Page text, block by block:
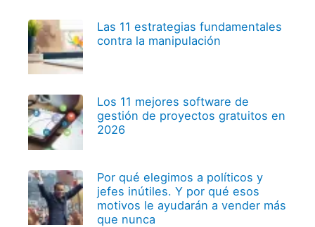
Las 11 estrategias fundamentales
contra la manipulación
Los 11 mejores software de
gestión de proyectos gratuitos en
2026
Por qué elegimos a políticos y
jefes inútiles. Y por qué esos
motivos le ayudarán a vender más
que nunca